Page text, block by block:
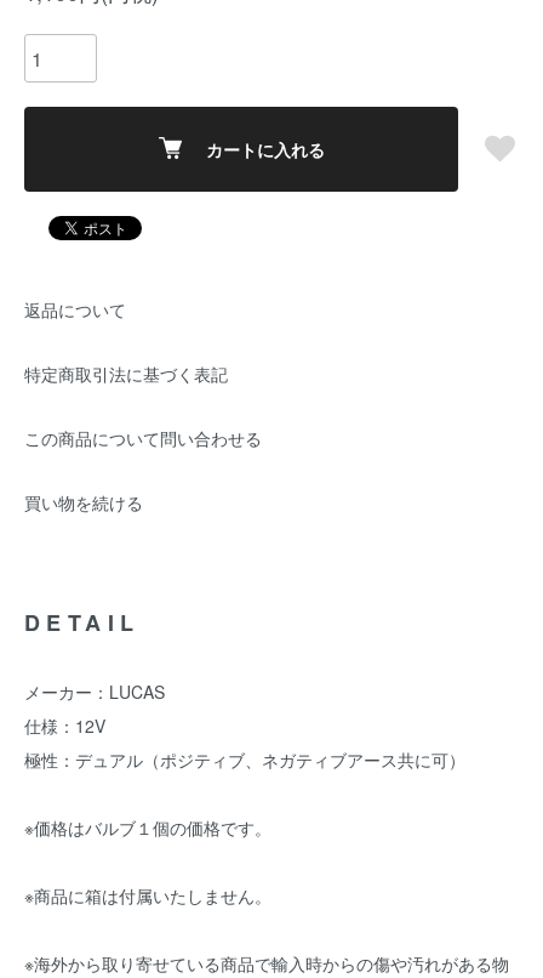
カートに入れる
返品について
特定商取引法に基づく表記
この商品について問い合わせる
買い物を続ける
DETAIL
メーカー：LUCAS
仕様：12V
極性：デュアル（ポジティブ、ネガティブアース共に可）
※価格はバルブ１個の価格です。
※商品に箱は付属いたしません。
※海外から取り寄せている商品で輸入時からの傷や汚れがある物